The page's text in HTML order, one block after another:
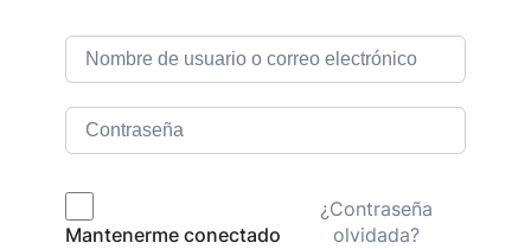
Mantenerme conectado
¿Contraseña
olvidada?